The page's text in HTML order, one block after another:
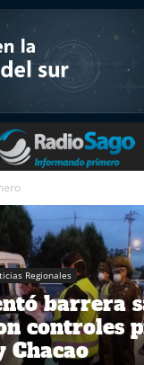
Regionales
barrera
controles
Chacao